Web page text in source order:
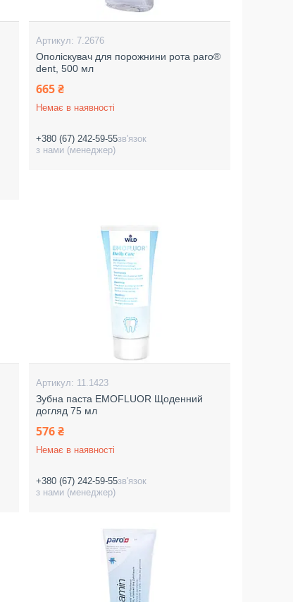
7.2676
Ополіскувач для порожнини рота paro®
dent, 500 мл
665 ₴
Немає в наявності
+380 (67) 242-59-55зв'язок
з нами (менеджер)
11.1423
Зубна паста EMOFLUOR Щоденний
догляд 75 мл
576 ₴
Немає в наявності
+380 (67) 242-59-55зв'язок
з нами (менеджер)